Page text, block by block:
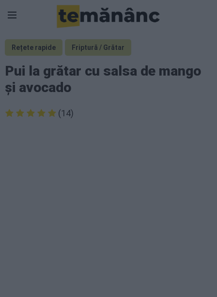
Rețete rapide Friptură / Grătar
Pui la grătar cu salsa de mango
și avocado
(14)